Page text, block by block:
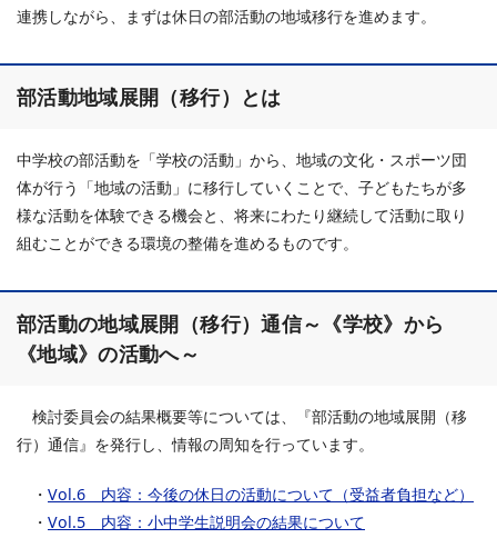
連携しながら、まずは休日の部活動の地域移行を進めます。
部活動地域展開（移行）とは
中学校の部活動を「学校の活動」から、地域の文化・スポーツ団
体が行う「地域の活動」に移行していくことで、子どもたちが多
様な活動を体験できる機会と、将来にわたり継続して活動に取り
組むことができる環境の整備を進めるものです。
部活動の地域展開（移行）通信～《学校》から
《地域》の活動へ～
検討委員会の結果概要等については、『部活動の地域展開（移
行）通信』を発行し、情報の周知を行っています。
・ Vol.6 内容：今後の休日の活動について（受益者負担など）
・ Vol.5 内容：小中学生説明会の結果について